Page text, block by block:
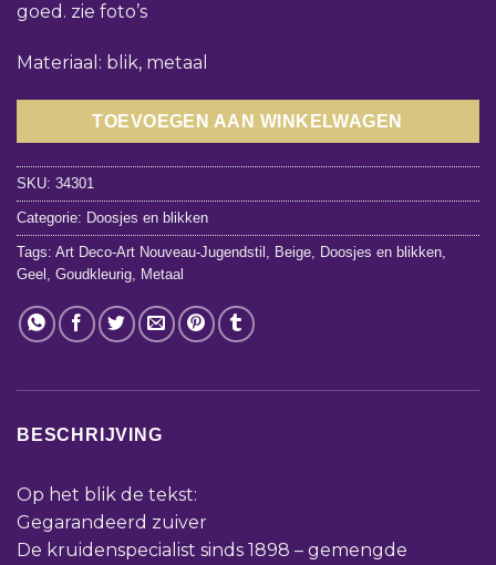
goed. zie foto’s
Materiaal: blik, metaal
TOEVOEGEN AAN WINKELWAGEN
SKU: 34301
Categorie: Doosjes en blikken
Tags: Art Deco-Art Nouveau-Jugendstil Beige Doosjes en blikken
Geel
Goudkleurig Metaal
BESCHRIJVING
Op het blik de tekst:
Gegarandeerd zuiver
De kruidenspecialist sinds 1898 – gemengde